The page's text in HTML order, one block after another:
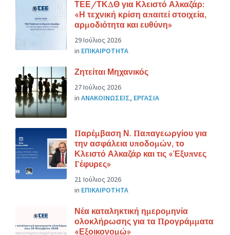
ΤΕΕ/ΤΚΔΘ για Κλειστό Αλκαζάρ:
«Η τεχνική κρίση απαιτεί στοιχεία,
αρμοδιότητα και ευθύνη»
29 Ιούλιος 2026
in ΕΠΙΚΑΙΡΟΤΗΤΑ
Ζητείται Μηχανικός
27 Ιούλιος 2026
in ΑΝΑΚΟΙΝΩΣΕΙΣ, ΕΡΓΑΣΙΑ
Παρέμβαση Ν. Παπαγεωργίου για
την ασφάλεια υποδομών, το
Κλειστό Αλκαζάρ και τις «Έξυπνες
Γέφυρες»
21 Ιούλιος 2026
in ΕΠΙΚΑΙΡΟΤΗΤΑ
Νέα καταληκτική ημερομηνία
ολοκλήρωσης για τα Προγράμματα
«Εξοικονομώ»